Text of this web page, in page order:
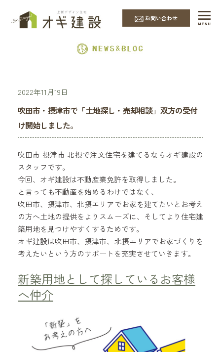
お問い合わせ
EVENT & NEWS
2022年11月19日
吹田市・摂津市で「土地探し・売却相談」双方の受付
け開始しました。
吹田市 摂津市 北摂で注文住宅を建てるならオギ建設の
スタッフです。
今回、オギ建設は不動産業免許を取得しました。
と言っても不動産を始めるわけではなく、
吹田市、摂津市、北摂エリアでお家を建てたいとお考え
の方へ土地の提供をよりスムーズに、そしてより住宅建
築用地を見つけやすくするためです。
オギ建設は吹田市、摂津市、北摂エリアでお家づくりを
考えたいという方のサポートを充実させていきます。
新築用地として探しているお客様
へ仲介